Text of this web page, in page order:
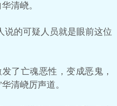
清峣。
说的可疑人员就是眼前这位
了亡魂恶性，变成恶鬼，
清峣厉声道。